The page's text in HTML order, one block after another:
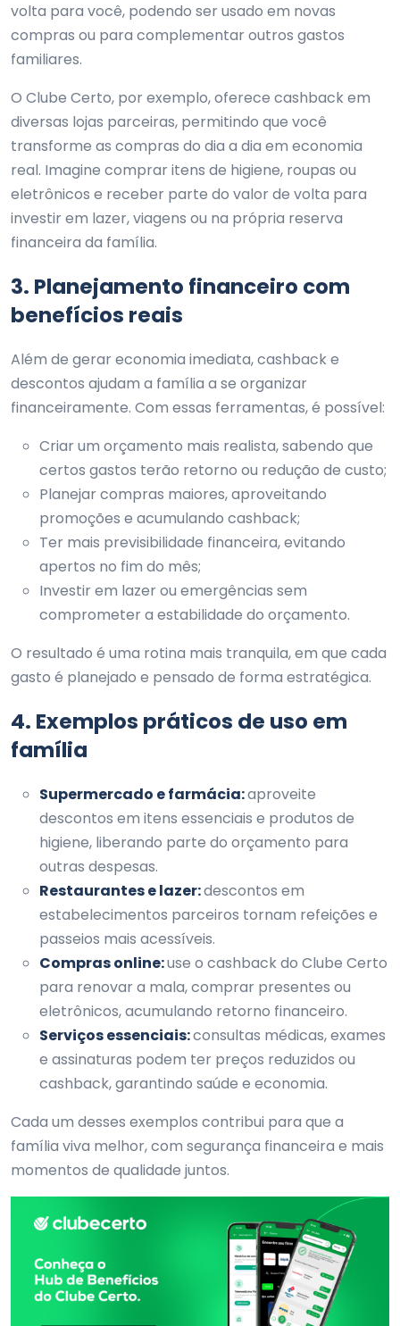
volta para você, podendo ser usado em novas
compras ou para complementar outros gastos
familiares.
O Clube Certo, por exemplo, oferece cashback em
diversas lojas parceiras, permitindo que você
transforme as compras do dia a dia em economia
real. Imagine comprar itens de higiene, roupas ou
eletrônicos e receber parte do valor de volta para
investir em lazer, viagens ou na própria reserva
financeira da família.
3. Planejamento financeiro com
benefícios reais
Além de gerar economia imediata, cashback e
descontos ajudam a família a se organizar
financeiramente. Com essas ferramentas, é possível:
Criar um orçamento mais realista, sabendo que
certos gastos terão retorno ou redução de custo;
Planejar compras maiores, aproveitando
promoções e acumulando cashback;
Ter mais previsibilidade financeira, evitando
apertos no fim do mês;
Investir em lazer ou emergências sem
comprometer a estabilidade do orçamento.
O resultado é uma rotina mais tranquila, em que cada
gasto é planejado e pensado de forma estratégica.
4. Exemplos práticos de uso em
família
Supermercado e farmácia:aproveite
descontos em itens essenciais e produtos de
higiene, liberando parte do orçamento para
outras despesas.
Restaurantes e lazer:descontos em
estabelecimentos parceiros tornam refeições e
passeios mais acessíveis.
Compras online:use o cashback do Clube Certo
para renovar a mala, comprar presentes ou
eletrônicos, acumulando retorno financeiro.
Serviços essenciais:consultas médicas, exames
e assinaturas podem ter preços reduzidos ou
cashback, garantindo saúde e economia.
Cada um desses exemplos contribui para que a
família viva melhor, com segurança financeira e mais
momentos de qualidade juntos.